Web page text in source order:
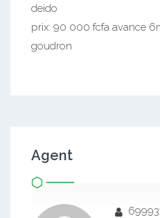
deido
prix: 90 000 fcfa avance
goudron
Agent